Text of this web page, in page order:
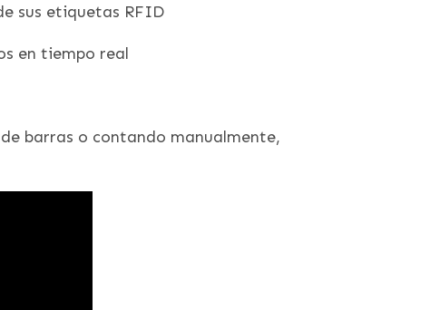
sus etiquetas RFID
en tiempo real
barras o contando manualmente,